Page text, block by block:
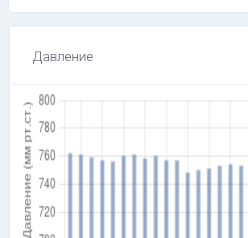
Давление